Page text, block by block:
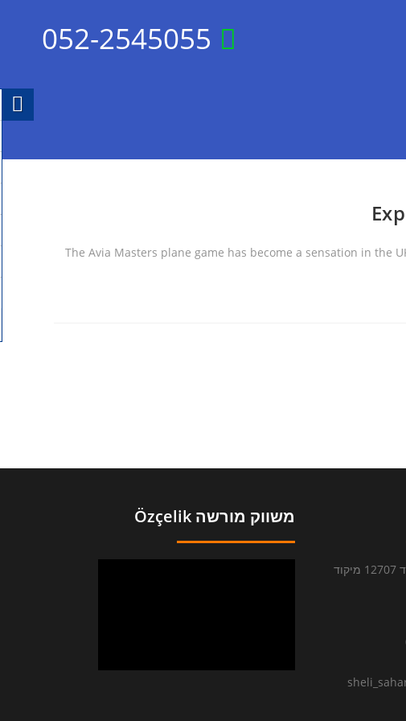
052-2545055
The Avia Masters plane game has become a sensation in the
רח' פלדה 4 א.ת צפוני ת.ד 12707 מיקוד
משווק מורשה Özçelik